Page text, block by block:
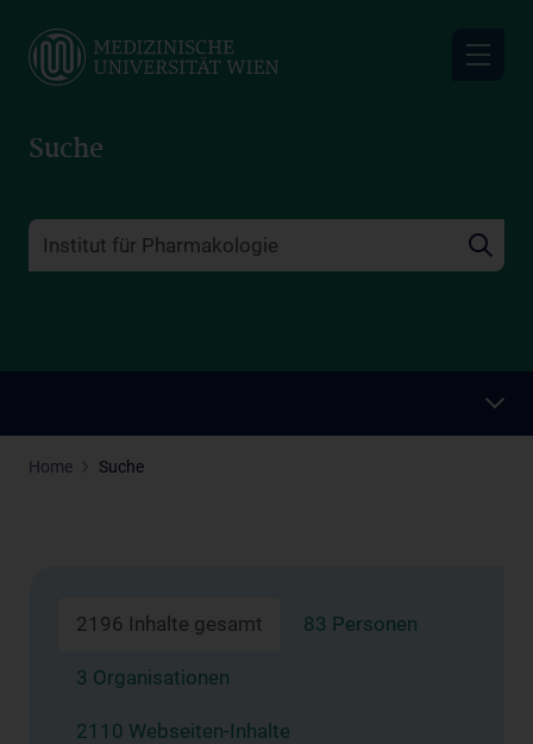
main
Suche
Home Suche
2196 Inhalte gesamt 83 Personen
3 Organisationen
2110 Webseiten-Inhalte